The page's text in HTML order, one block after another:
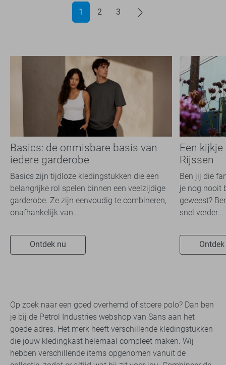
1 2 3
Basics: de onmisbare basis van
iedere garderobe
Basics zijn tijdloze kledingstukken die een
belangrijke rol spelen binnen een veelzijdige
garderobe. Ze zijn eenvoudig te combineren,
onafhankelijk van...
Ontdek nu
Een
Rijssen
Ben jij die
je nog nooit
geweest?
snel verder...
Op zoek naar een ​​goed overhemd of stoere ​​polo? Dan ben
je bij de Petrol Industries webshop van Sans aan het
goede adres. Het merk heeft verschillende kledingstukken
die jouw kledingkast helemaal compleet maken. Wij
hebben verschillende items opgenomen vanuit de